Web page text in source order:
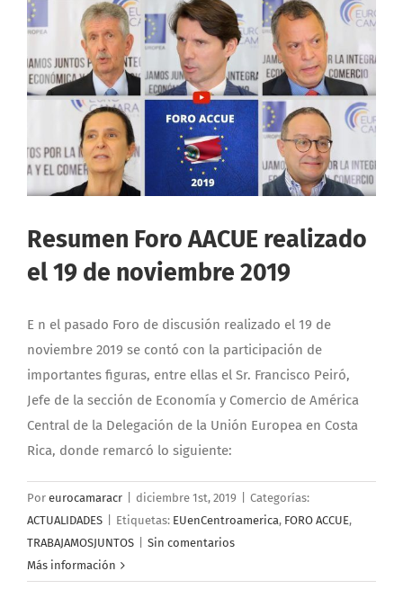
Resumen Foro AACUE realizado
el 19 de noviembre 2019
E n el pasado Foro de discusión realizado el 19 de
noviembre 2019 se contó con la participación de
importantes figuras, entre ellas el Sr. Francisco Peiró,
Jefe de la sección de Economía y Comercio de América
Central de la Delegación de la Unión Europea en Costa
Rica, donde remarcó lo siguiente:
Por eurocamaracr diciembre 1st, 2019
Categorías:
ACTUALIDADES
Etiquetas: EUenCentroamerica, FORO ACCUE,
TRABAJAMOSJUNTOS
Sin comentarios
Más información